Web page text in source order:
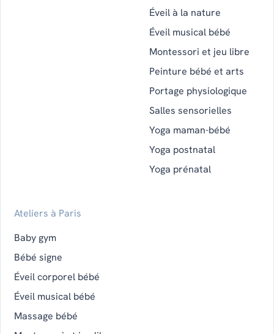
Éveil à la nature
Éveil musical bébé
Montessori et jeu libre
Peinture bébé et arts
Portage physiologique
Salles sensorielles
Yoga maman-bébé
Yoga postnatal
Yoga prénatal
Ateliers à Paris
Baby gym
Bébé signe
Éveil corporel bébé
Éveil musical bébé
Massage bébé